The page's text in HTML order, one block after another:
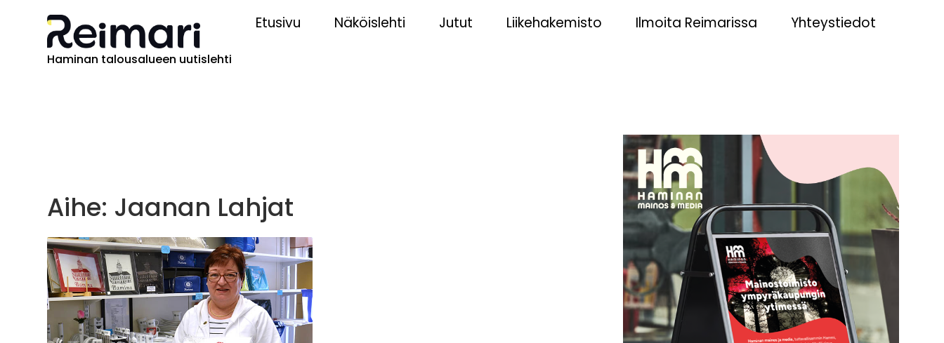
Haminan talousalueen uutislehti
Etusivu Näköislehti Jutut Liikehakemisto Ilmoita Reimarissa Yhteystiedot
Aihe: Jaanan Lahjat